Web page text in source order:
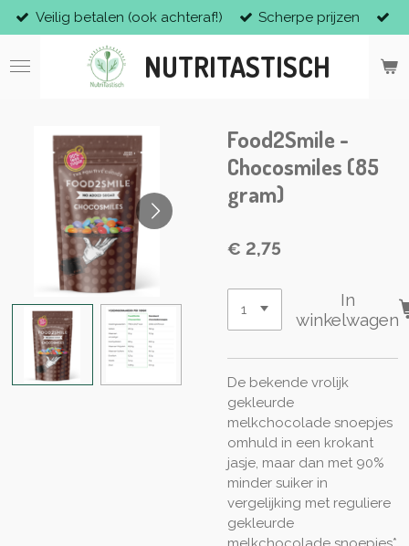
Ga
direct
naar
NUTRITASTISCH
Veilig betalen (ook achteraf!) Scherpe prijzen
Food2Smile -
Chocosmiles (85
gram)
€ 2,75
In
winkelwagen
De bekende vrolijk
gekleurde
melkchocolade snoepjes
omhuld in een krokant
jasje, maar dan met 90%
minder suiker in
vergelijking met reguliere
gekleurde